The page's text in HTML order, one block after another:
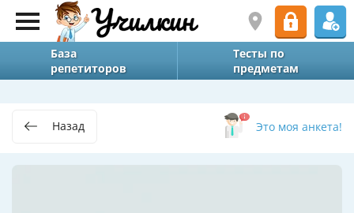
База
репетиторов
Тесты по
предметам
Назад Это моя анкета!